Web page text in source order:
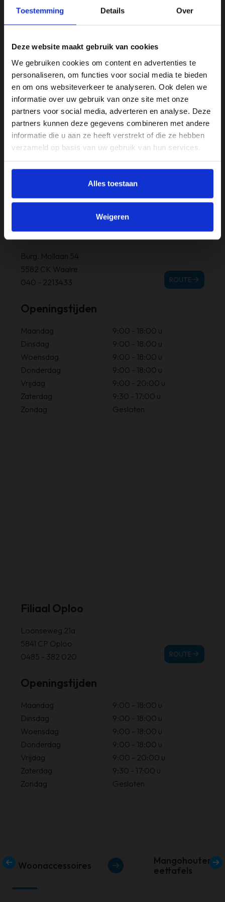
Toestemming Details Over
Deze website maakt gebruik van cookies
We gebruiken cookies om content en advertenties te
personaliseren, om functies voor social media te bieden
en om ons websiteverkeer te analyseren. Ook delen we
informatie over uw gebruik van onze site met onze
partners voor social media, adverteren en analyse. Deze
partners kunnen deze gegevens combineren met andere
informatie die u aan ze heeft verstrekt of die ze hebben
verzameld op basis van uw gebruik van hun services.
Alles toestaan
Weigeren
Filiaal Aalst-Waalre
Burg. Mollaan 54
5582 CK Waalre
040 - 2213433
ROUTE
Openingstijden
Maandag
9:00 - 18:00 u
Dinsdag
9:00 - 18:00 u
Woensdag
9:00 - 18:00 u
Donderdag
9:00 - 18:00 u
Vrijdag
9:00 - 20:00 u
Zaterdag
9:30 - 17:00 u
Zondag
Gesloten
Filiaal Oploo
Loonseweg 21a
5841 CP Oploo
0485 - 382 020
ROUTE
Openingstijden
Maandag
9:00 - 18:00 u
Dinsdag
9:00 - 18:00 u
Woensdag
9:00 - 18:00 u
Donderdag
9:00 - 18:00 u
Vrijdag
9:00 - 20:00 u
Zaterdag
9:30 - 17:00 u
Zondag
Gesloten
50% KORTING
Woonaccessoires 40%
Mangohouten
eettafels